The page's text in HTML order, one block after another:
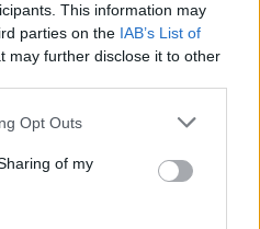
This information may
parties on the IAB’s List of
may further disclose it to other
Opt Outs
of my